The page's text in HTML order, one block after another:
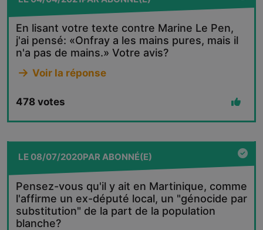
En lisant votre texte contre Marine Le Pen,
j'ai pensé: «Onfray a les mains pures, mais il
n'a pas de mains.» Votre avis?
Voir la réponse
478 votes
LE08/07/2020PARABONNÉ(E)
Pensez-vous qu'il y ait en Martinique, comme
l'affirme un ex-député local, un "génocide par
substitution" de la part de la population
blanche?